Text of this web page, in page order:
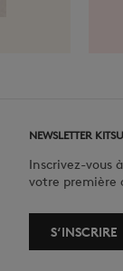
NEWSLETTER
Inscrivez-vous
votre première
S‘INSCRIRE